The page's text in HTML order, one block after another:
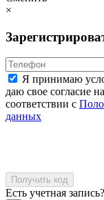
×
Я принимаю
даю свое согласие
соответствии с
данных
Получить код
Есть учетная запись?